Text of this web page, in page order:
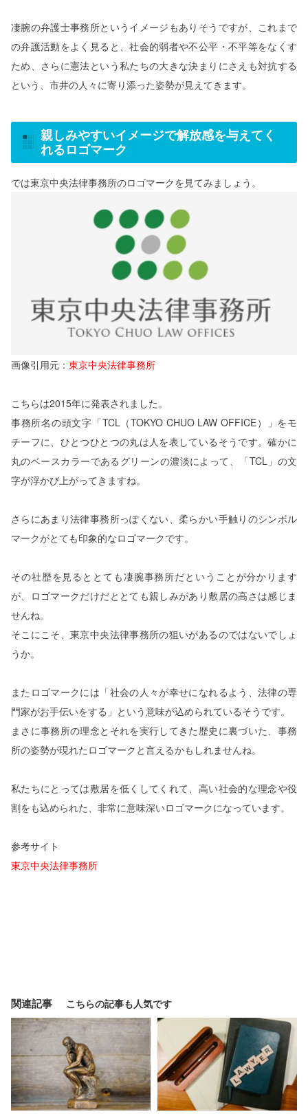
凄腕の弁護士事務所というイメージもありそうですが、これまで
の弁護活動をよく見ると、社会的弱者や不公平・不平等をなくす
ため、さらに憲法という私たちの大きな決まりにさえも対抗する
という、市井の人々に寄り添った姿勢が見えてきます。
親しみやすいイメージで解放感を与えてく
れるロゴマーク
では東京中央法律事務所のロゴマークを見てみましょう。
画像引用元： 東京中央法律事務所
こちらは2015年に発表されました。
事務所名の頭文字「TCL（TOKYO CHUO LAW OFFICE）」をモ
チーフに、ひとつひとつの丸は人を表しているそうです。確かに
丸のベースカラーであるグリーンの濃淡によって、「TCL」の文
字が浮かび上がってきますね。
さらにあまり法律事務所っぽくない、柔らかい手触りのシンボル
マークがとても印象的なロゴマークです。
その社歴を見るととても凄腕事務所だということが分かります
が、ロゴマークだけだととても親しみがあり敷居の高さは感じま
せんね。
そこにこそ、東京中央法律事務所の狙いがあるのではないでしょ
うか。
またロゴマークには「社会の人々が幸せになれるよう、法律の専
門家がお手伝いをする」という意味が込められているそうです。
まさに事務所の理念とそれを実行してきた歴史に裏づいた、事務
所の姿勢が現れたロゴマークと言えるかもしれませんね。
私たちにとっては敷居を低くしてくれて、高い社会的な理念や役
割をも込められた、非常に意味深いロゴマークになっています。
参考サイト
東京中央法律事務所
関連記事